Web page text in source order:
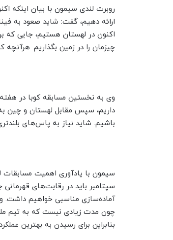
روبرت لندی سیمون با بیان اینکه
ارائه دهیم، گفت: شاید صعود به
اکنون در لهستان هستیم، جایی که
چیزمان را در زمین بگذاریم. هرآنچه
وی به نخستین مسابقه کوبا در هفته
داریم، سپس مقابل لهستان و چین
باشیم. شاید نیاز به پاس‌های
سیمون با یادآوری اهمیت مسابقات
سپتامبر باید در رقابت‌های
آماده‌سازی مناسبی خواهیم داشت.
چون مدت زیادی نیست که به تیم
بنابراین برای رسیدن به بهترین